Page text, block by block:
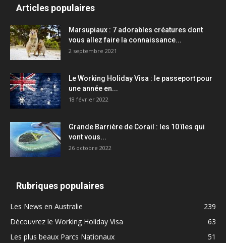
Articles populaires
Marsupiaux : 7 adorables créatures dont
vous allez faire la connaissance...
2 septembre 2021
Le Working Holiday Visa : le passeport pour
une année en...
18 février 2022
Grande Barrière de Corail : les 10 îles qui
vont vous...
26 octobre 2022
Rubriques populaires
Les News en Australie
239
Découvrez le Working Holiday Visa
63
Les plus beaux Parcs Nationaux
51